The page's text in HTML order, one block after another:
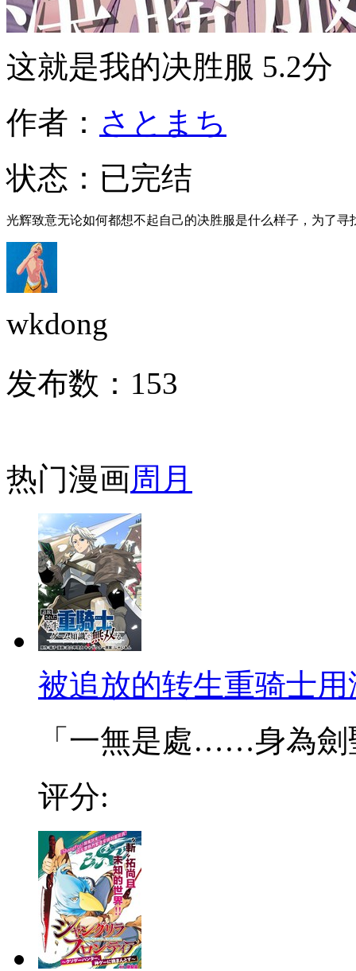
这就是我的决胜服 5.2分
作者： さとまち
状态： 已完结
光辉致意无论如何都想不起自己的决胜服是什么样子，为了
wkdong
发布数： 153
热门漫画周 月
被追放的转生重骑士
「一無是處……身為劍
评分: